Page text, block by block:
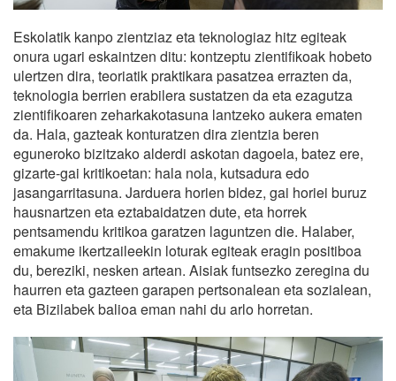
Eskolatik kanpo zientziaz eta teknologiaz hitz egiteak
onura ugari eskaintzen ditu: kontzeptu zientifikoak hobeto
ulertzen dira, teoriatik praktikara pasatzea errazten da,
teknologia berrien erabilera sustatzen da eta ezagutza
zientifikoaren zeharkakotasuna lantzeko aukera ematen
da. Hala, gazteak konturatzen dira zientzia beren
eguneroko bizitzako alderdi askotan dagoela, batez ere,
gizarte-gai kritikoetan: hala nola, kutsadura edo
jasangarritasuna. Jarduera horien bidez, gai horiei buruz
hausnartzen eta eztabaidatzen dute, eta horrek
pentsamendu kritikoa garatzen laguntzen die. Halaber,
emakume ikertzaileekin loturak egiteak eragin positiboa
du, bereziki, nesken artean. Aisiak funtsezko zeregina du
haurren eta gazteen garapen pertsonalean eta sozialean,
eta Bizilabek balioa eman nahi du arlo horretan.